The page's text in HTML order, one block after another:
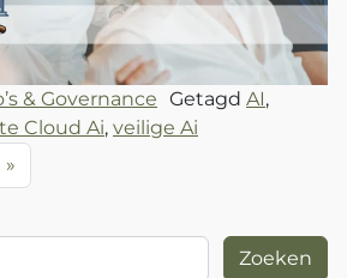
& Governance Getagd AI,
Cloud Ai, veilige Ai
»
Zoeken